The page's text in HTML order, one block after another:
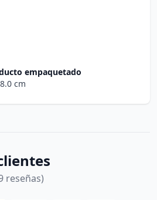
empaquetado
cm
reseñas)